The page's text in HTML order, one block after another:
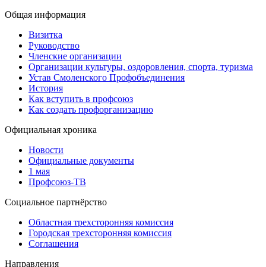
Общая информация
Визитка
Руководство
Членские организации
Организации культуры, оздоровления, спорта, туризма
Устав Смоленского Профобъединения
История
Как вступить в профсоюз
Как создать профорганизацию
Официальная хроника
Новости
Официальные документы
1 мая
Профсоюз-ТВ
Социальное партнёрство
Областная трехсторонняя комиссия
Городская трехсторонняя комиссия
Соглашения
Направления